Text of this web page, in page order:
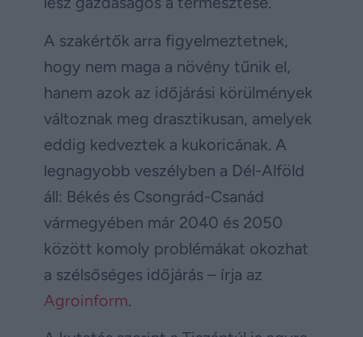
A szakértők arra figyelmeztetnek,
hogy nem maga a növény tűnik el,
hanem azok az időjárási körülmények
változnak meg drasztikusan, amelyek
eddig kedveztek a kukoricának. A
legnagyobb veszélyben a Dél-Alföld
áll: Békés és Csongrád-Csanád
vármegyében már 2040 és 2050
között komoly problémákat okozhat
a szélsőséges időjárás – írja az
Agroinform.